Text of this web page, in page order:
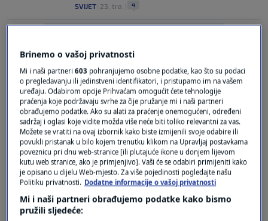
SVIJET 23. tra. 4
Oglas
SLOBODA MEDIJA
United Media: Kad vlast šuti, nasilje
govori - rekordan broj napada na
nezavisne medije
Brinemo o vašoj privatnosti
Mi i naši partneri603 pohranjujemo osobne podatke, kao što su podaci
o pregledavanju ili jedinstveni identifikatori, i pristupamo im na vašem
uređaju. Odabirom opcije Prihvaćam omogućit ćete tehnologije
praćenja koje podržavaju svrhe za čije pružanje mi i naši partneri
obrađujemo podatke. Ako su alati za praćenje onemogućeni, određeni
sadržaj i oglasi koje vidite možda više neće biti toliko relevantni za vas.
Možete se vratiti na ovaj izbornik kako biste izmijenili svoje odabire ili
povukli pristanak u bilo kojem trenutku klikom na Upravljaj postavkama
poveznicu pri dnu web-stranice [ili plutajuće ikone u donjem lijevom
kutu web stranice, ako je primjenjivo]. Vaši će se odabiri primijeniti kako
je opisano u dijelu Web-mjesto. Za više pojedinosti pogledajte našu
Politiku privatnosti. Dodatne informacije o vašoj privatnosti
Mi i naši partneri obrađujemo podatke kako bismo
pružili sljedeće: